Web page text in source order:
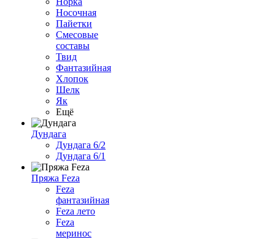
Носочная
Пайетки
Смесовые
составы
Твид
Фантазийная
Хлопок
Шелк
Як
Ещё
Дундага
Дундага 6/2
Дундага 6/1
Пряжа Feza
Feza
фантазийная
Feza лето
Feza
меринос